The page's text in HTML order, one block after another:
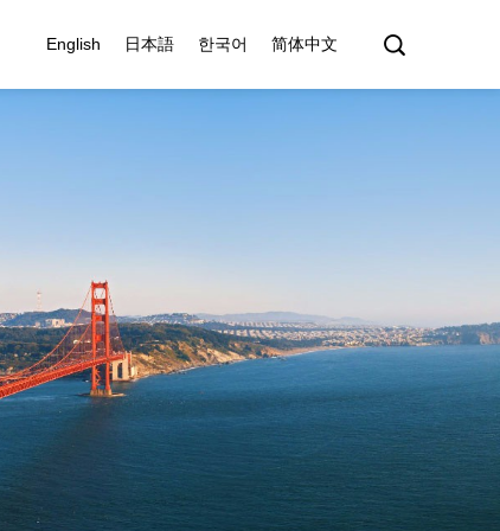
English 日本語 한국어 简体中文